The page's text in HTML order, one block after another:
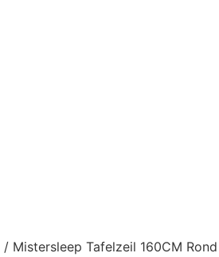
/ Mistersleep Tafelzeil 160CM Rond